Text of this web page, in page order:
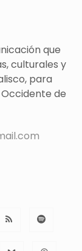
que
culturales y
para
de